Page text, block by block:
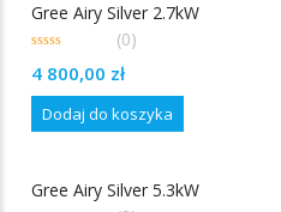
Gree Airy Silver 2.7kW
out
(0)
4 800,00 zł
Dodaj do koszyka
Gree Airy Silver 5.3kW